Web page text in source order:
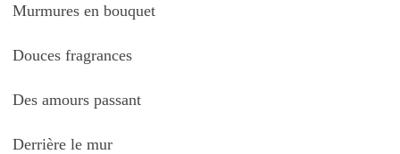
Murmures en bouquet
Douces fragrances
Des amours passant
Derrière le mur